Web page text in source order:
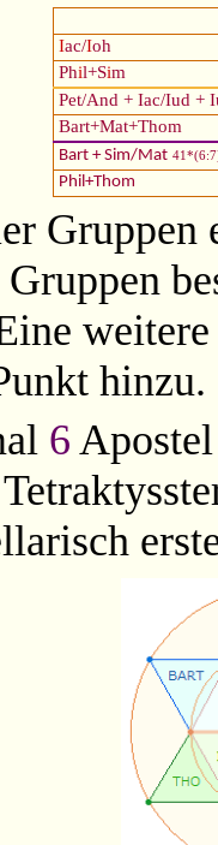
Iac/Ioh
Phil+Sim
Pet/And + Iac/Iud +
Bart+Mat+Thom
Bart + Sim/Mat
Phil+Thom
Gruppen
hinzu.
6